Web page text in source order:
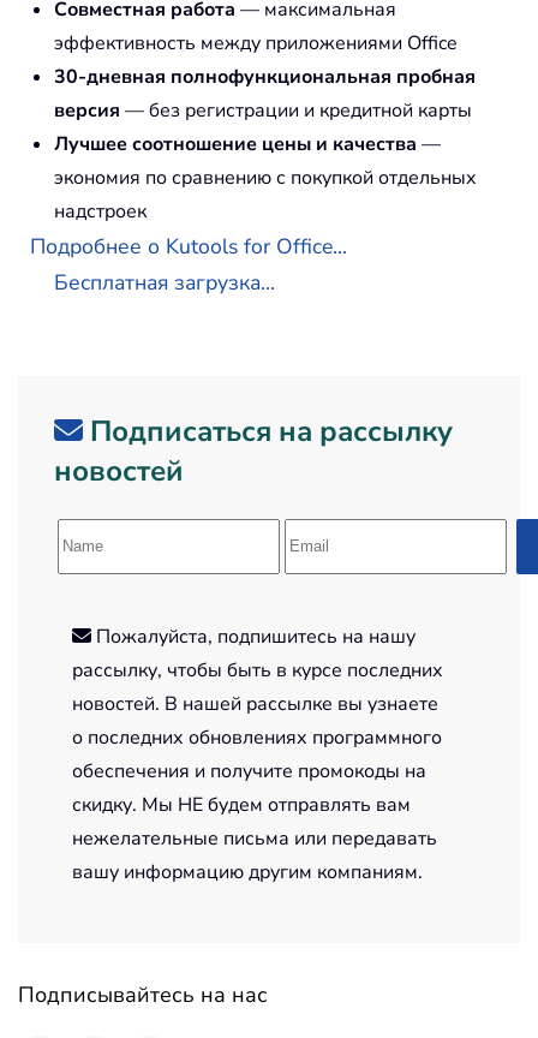
Совместная работа — максимальная
эффективность между приложениями Office
30-дневная полнофункциональная пробная
версия — без регистрации и кредитной карты
Лучшее соотношение цены и качества —
экономия по сравнению с покупкой отдельных
надстроек
Подробнее о Kutools for Office...
Бесплатная загрузка...
Подписаться на рассылку
новостей
Пожалуйста, подпишитесь на нашу
рассылку, чтобы быть в курсе последних
новостей. В нашей рассылке вы узнаете
о последних обновлениях программного
обеспечения и получите промокоды на
скидку. Мы НЕ будем отправлять вам
нежелательные письма или передавать
вашу информацию другим компаниям.
Подписывайтесь на нас